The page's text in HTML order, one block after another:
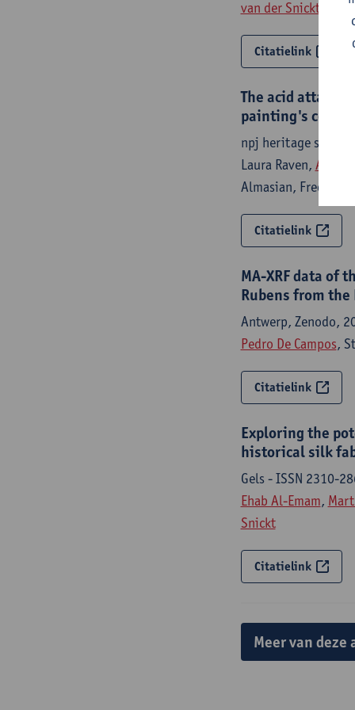
van der Snickt
Citatielink
The acid attack
painting's
npj heritage
Laura Raven, Arthur
Almasian, Frederik
Citatielink
MA-XRF data of
Rubens from
Antwerp, Zenodo,
Pedro De Campos,
Citatielink
Exploring the
historical silk
Gels - ISSN 2310-
Ehab Al-Emam,
Snickt
Citatielink
Meer van deze